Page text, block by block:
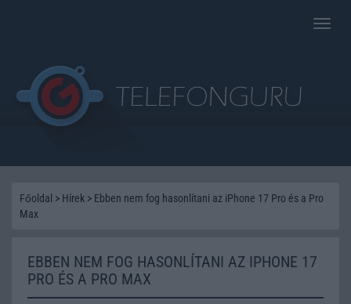
Toggle
Főoldal > Hírek > Ebben nem fog hasonlítani az iPhone 17 Pro és a Pro
Max
EBBEN NEM FOG HASONLÍTANI AZ IPHONE 17
PRO ÉS A PRO MAX